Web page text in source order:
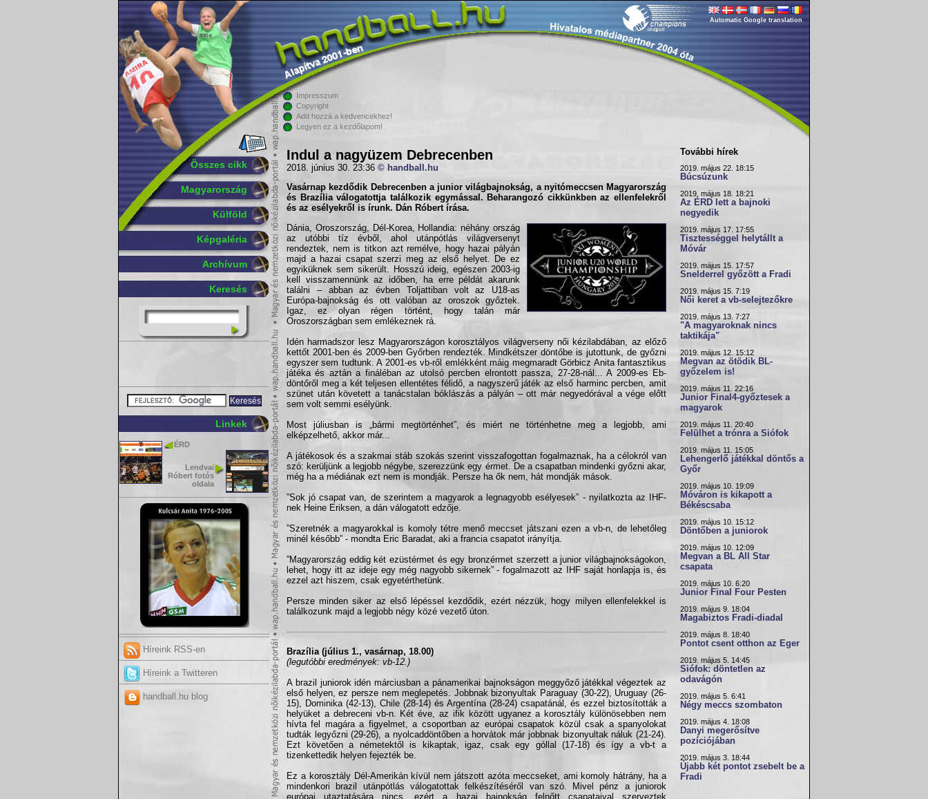
Összes cikk
Magyarország
Külföld
Képgaléria
Archívum
Keresés
Linkek
ÉRD
Lendvai
Róbert fotós
oldala
Híreink RSS-en
Híreink a Twitteren
handball.hu blog
Automatic Google translation
Impresszum
Copyright
Add hozzá a kedvencekhez!
Legyen ez a kezdőlapom!
Indul a nagyüzem Debrecenben
2018. június 30. 23:36 © handball.hu
Vasárnap kezdődik Debrecenben a junior világbajnokság, a nyitómeccsen Magyarország
és Brazília válogatottja találkozik egymással. Beharangozó cikkünkben az ellenfelekről
és az esélyekről is írunk. Dán Róbert írása.
Dánia, Oroszország, Dél-Korea, Hollandia: néhány ország
az utóbbi tíz évből, ahol utánpótlás világversenyt
rendeztek, nem is titkon azt remélve, hogy hazai pályán
majd a hazai csapat szerzi meg az első helyet. De ez
egyiküknek sem sikerült. Hosszú ideig, egészen 2003-ig
kell visszamennünk az időben, ha erre példát akarunk
találni – abban az évben Toljattiban volt az U18-as
Európa-bajnokság és ott valóban az oroszok győztek.
Igaz, ez olyan régen történt, hogy talán már
Oroszországban sem emlékeznek rá.
Idén harmadszor lesz Magyarországon korosztályos világverseny női kézilabdában, az előző
kettőt 2001-ben és 2009-ben Győrben rendezték. Mindkétszer döntőbe is jutottunk, de győzni
egyszer sem tudtunk. A 2001-es vb-ről emlékként máig megmaradt Görbicz Anita fantasztikus
játéka és aztán a fináléban az utolsó percben elrontott passza, 27-28-nál... A 2009-es Eb-
döntőről meg a két teljesen ellentétes félidő, a nagyszerű játék az első harminc percben, amit
szünet után követett a tanácstalan bóklászás a pályán – ott már negyedórával a vége előtt
sem volt semmi esélyünk.
Most júliusban is „bármi megtörténhet”, és miért ne történhetne meg a legjobb, ami
elképzelhető, akkor már...
A játékosok és a szakmai stáb szokás szerint visszafogottan fogalmaznak, ha a célokról van
szó: kerüljünk a legjobb négybe, szerezzünk egy érmet. De a csapatban mindenki győzni akar,
még ha a médiának ezt nem is mondják. Persze ha ők nem, hát mondják mások.
”Sok jó csapat van, de szerintem a magyarok a legnagyobb esélyesek” - nyilatkozta az IHF-
nek Heine Eriksen, a dán válogatott edzője.
”Szeretnék a magyarokkal is komoly tétre menő meccset játszani ezen a vb-n, de lehetőleg
minél később” - mondta Eric Baradat, aki a francia csapatot irányítja.
”Magyarország eddig két ezüstérmet és egy bronzérmet szerzett a junior világbajnokságokon,
lehet, hogy itt az ideje egy még nagyobb sikernek” - fogalmazott az IHF saját honlapja is, és
ezzel azt hiszem, csak egyetérthetünk.
Persze minden siker az első lépéssel kezdődik, ezért nézzük, hogy milyen ellenfelekkel is
találkozunk majd a legjobb négy közé vezető úton.
Brazília (július 1., vasárnap, 18.00)
(legutóbbi eredmények: vb-12.)
A brazil juniorok idén márciusban a pánamerikai bajnokságon meggyőző játékkal végeztek az
első helyen, ez persze nem meglepetés. Jobbnak bizonyultak Paraguay (30-22), Uruguay (26-
15), Dominika (42-13), Chile (28-14) és Argentína (28-24) csapatánál, és ezzel biztosították a
helyüket a debreceni vb-n. Két éve, az ifik között ugyanez a korosztály különösebben nem
hívta fel magára a figyelmet, a csoportban az európai csapatok közül csak a spanyolokat
tudták legyőzni (29-26), a nyolcaddöntőben a horvátok már jobbnak bizonyultak náluk (21-24).
Ezt követően a németektől is kikaptak, igaz, csak egy góllal (17-18) és így a vb-t a
tizenkettedik helyen fejezték be.
Ez a korosztály Dél-Amerikán kívül nem játszott azóta meccseket, ami komoly hátrány, ha a
mindenkori brazil utánpótlás válogatottak felkészítéséről van szó. Mivel pénz a juniorok
További hírek
2019. május 22. 18:15
Búcsúzunk
2019. május 18. 18:21
Az ÉRD lett a bajnoki
negyedik
2019. május 17. 17:55
Tisztességgel helytállt a
Móvár
2019. május 15. 17:57
Snelderrel győzött a Fradi
2019. május 15. 7:19
Női keret a vb-selejtezőkre
2019. május 13. 7:27
"A magyaroknak nincs
taktikája"
2019. május 12. 15:12
Megvan az ötödik BL-
győzelem is!
2019. május 11. 22:16
Junior Final4-győztesek a
magyarok
2019. május 11. 20:40
Felülhet a trónra a Siófok
2019. május 11. 15:05
Lehengerlő játékkal döntős a
Győr
2019. május 10. 19:09
Móváron is kikapott a
Békéscsaba
2019. május 10. 15:12
Döntőben a juniorok
2019. május 10. 12:09
Megvan a BL All Star
csapata
2019. május 10. 6:20
Junior Final Four Pesten
2019. május 9. 18:04
Magabiztos Fradi-diadal
2019. május 8. 18:40
Pontot csent otthon az Eger
2019. május 5. 14:45
Siófok: döntetlen az
odavágón
2019. május 5. 6:41
Négy meccs szombaton
2019. május 4. 18:08
Danyi megerősítve
pozíciójában
2019. május 3. 18:44
Újabb két pontot zsebelt be a
Fradi